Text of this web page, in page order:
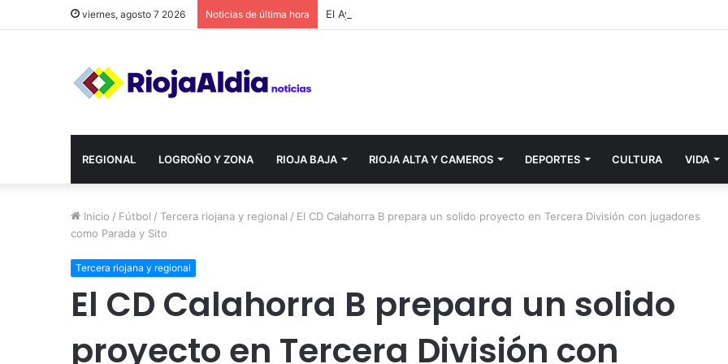
viernes, agosto 7 2026 Noticias de última hora
REGIONAL LOGROÑO Y ZONA RIOJA BAJA RIOJA ALTA Y CAMEROS DEPORTES CULTURA VIDA
Inicio / Fútbol / Tercera riojana y regional / El CD Calahorra B prepara un solido proyecto en Tercera División con jugadores
como Parada y Sito
Tercera riojana y regional
El CD Calahorra B prepara un solido
proyecto en Tercera División con